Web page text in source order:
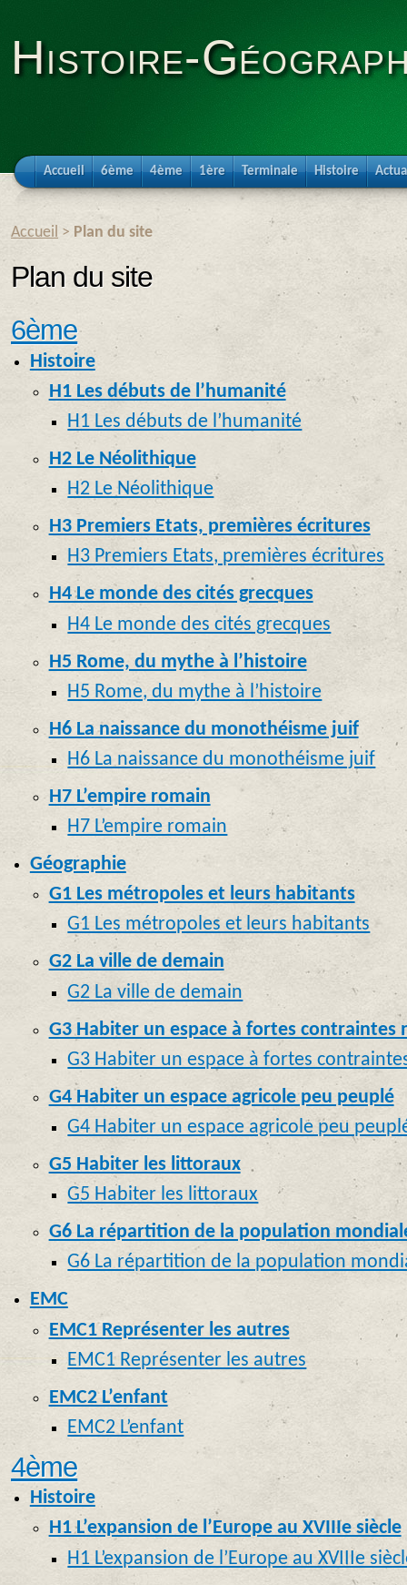
Histoire-
Accueil 6ème 4ème 1ère Terminale Histoire
Accueil > Plan du site
Plan du site
6ème
Histoire
H1 Les débuts de l’humanité
H1 Les débuts de l’humanité
H2 Le Néolithique
H2 Le Néolithique
H3 Premiers Etats, premières écritures
H3 Premiers Etats, premières écritures
H4 Le monde des cités grecques
H4 Le monde des cités grecques
H5 Rome, du mythe à l’histoire
H5 Rome, du mythe à l’histoire
H6 La naissance du monothéisme juif
H6 La naissance du monothéisme juif
H7 L’empire romain
H7 L’empire romain
Géographie
G1 Les métropoles et leurs habitants
G1 Les métropoles et leurs habitants
G2 La ville de demain
G2 La ville de demain
G3 Habiter un espace à fortes contraintes
G3 Habiter un espace à fortes
G4 Habiter un espace agricole peu peuplé
G4 Habiter un espace agricole peu
G5 Habiter les littoraux
G5 Habiter les littoraux
G6 La répartition de la population
G6 La répartition de la population
EMC
EMC1 Représenter les autres
EMC1 Représenter les autres
EMC2 L’enfant
EMC2 L’enfant
4ème
Histoire
H1 L’expansion de l’Europe au XVIIIe siècle
H1 L’expansion de l’Europe au XVIIIe